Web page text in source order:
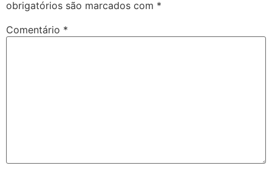
obrigatórios são marcados com *
Comentário *